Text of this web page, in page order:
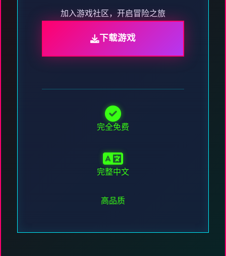
加入游戏社区，开启冒险之旅
下载游戏
完全免费
完整中文
高品质